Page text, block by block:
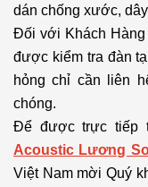
dán chống xước,
Đối với Khách Hàng
được kiểm tra đàn
hỏng chỉ cần liên
chóng.
Để được trực tiếp
Acoustic Lương
Việt Nam mời Quý